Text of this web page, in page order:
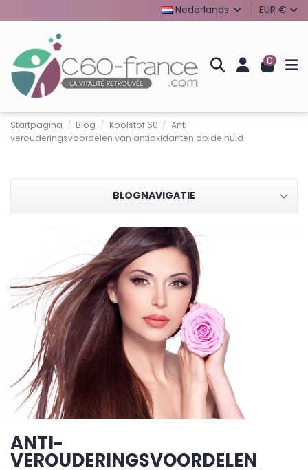
Nederlands EUR €
0
Startpagina Blog Koolstof 60
Anti-
verouderingsvoordelen van antioxidanten op de huid
BLOGNAVIGATIE
ANTI-
VEROUDERINGSVOORDELEN